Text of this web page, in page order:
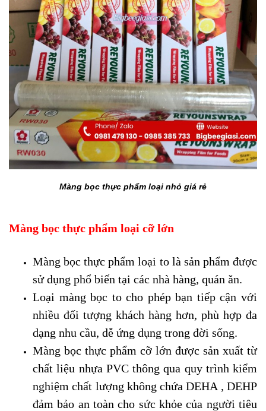
Màng bọc thực phẩm loại nhỏ giá rẻ
Màng bọc thực phẩm loại cỡ lớn
Màng bọc thực phẩm loại to là sản phẩm được
sử dụng phổ biến tại các nhà hàng, quán ăn.
Loại màng bọc tocho phép bạn tiếp cận với
nhiều đối tượng khách hàng hơn, phù hợp đa
dạng nhu cầu, dễ ứng dụng trong đời sống.
Màng bọc thực phẩm cỡ lớn được sản xuất từ
chất liệu nhựa PVC thông qua quy trình kiểm
nghiệm chất lượng không chứa DEHA , DEHP
đảm bảo an toàn cho sức khỏe của người tiêu